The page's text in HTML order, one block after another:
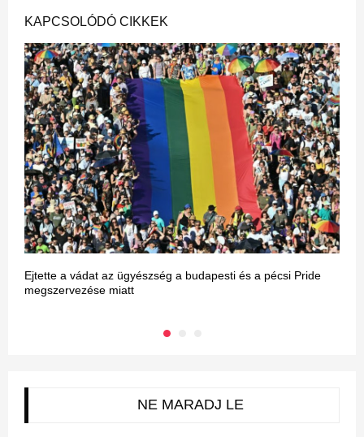
KAPCSOLÓDÓ CIKKEK
Ejtette a vádat az ügyészség a budapesti és a pécsi Pride
megszervezése miatt
NE MARADJ LE